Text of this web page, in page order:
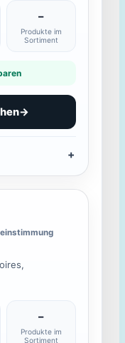
–
Produkte im
Sortiment
→
–
Produkte im
Sortiment